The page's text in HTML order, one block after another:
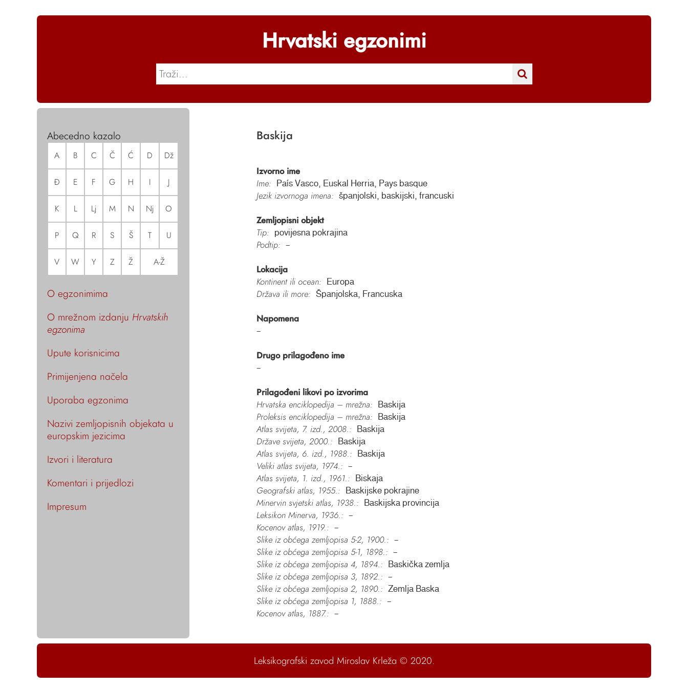
Hrvatski egzonimi
Abecedno kazalo
A B C Č Ć D Dž
Đ E F G H I J
K L Lj M N Nj O
P Q R S Š T U
V W Y Z Ž A-Ž
O egzonimima
O mrežnom izdanju Hrvatskih
egzonima
Upute korisnicima
Primijenjena načela
Uporaba egzonima
Nazivi zemljopisnih objekata u
europskim jezicima
Izvori i literatura
Komentari i prijedlozi
Impresum
Baskija
Izvorno ime
Ime:
País Vasco, Euskal Herria, Pays basque
Jezik izvornoga imena: španjolski, baskijski, francuski
Zemljopisni objekt
Tip:
povijesna pokrajina
Podtip: –
Lokacija
Kontinent ili ocean:
Europa
Država ili more: Španjolska, Francuska
Napomena
–
Drugo prilagođeno ime
–
Prilagođeni likovi po izvorima
Hrvatska enciklopedija – mrežna:
Baskija
Proleksis enciklopedija – mrežna: Baskija
Atlas svijeta, 7. izd., 2008.: Baskija
Države svijeta, 2000.: Baskija
Atlas svijeta, 6. izd., 1988.: Baskija
Veliki atlas svijeta, 1974.: –
Atlas svijeta, 1. izd., 1961.: Biskaja
Geografski atlas, 1955.: Baskijske pokrajine
Minervin svjetski atlas, 1938.: Baskijska provincija
Leksikon Minerva, 1936.: –
Kocenov atlas, 1919.: –
Slike iz obćega zemljopisa 5-2, 1900.: –
Slike iz obćega zemljopisa 5-1, 1898.: –
Slike iz obćega zemljopisa 4, 1894.: Baskička zemlja
Slike iz obćega zemljopisa 3, 1892.: –
Slike iz obćega zemljopisa 2, 1890.: Zemlja Baska
Slike iz obćega zemljopisa 1, 1888.: –
Kocenov atlas, 1887.: –
Leksikografski zavod Miroslav Krleža © 2020.